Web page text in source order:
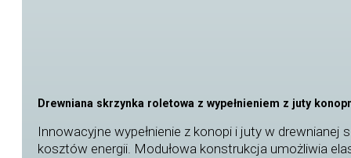
Drewniana skrzynka roletowa z wypełnieniem z juty
Innowacyjne wypełnienie z konopi i juty w
kosztów energii. Modułowa konstrukcja umożliwia